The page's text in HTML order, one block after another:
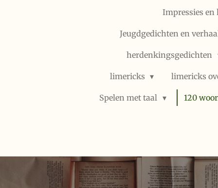
Impressies
Jeugdgedichten en
herdenkingsgedichten
limericks limericks
Spelen met taal 120